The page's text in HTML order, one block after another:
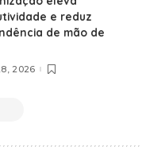
e reduz
de mão de
2026